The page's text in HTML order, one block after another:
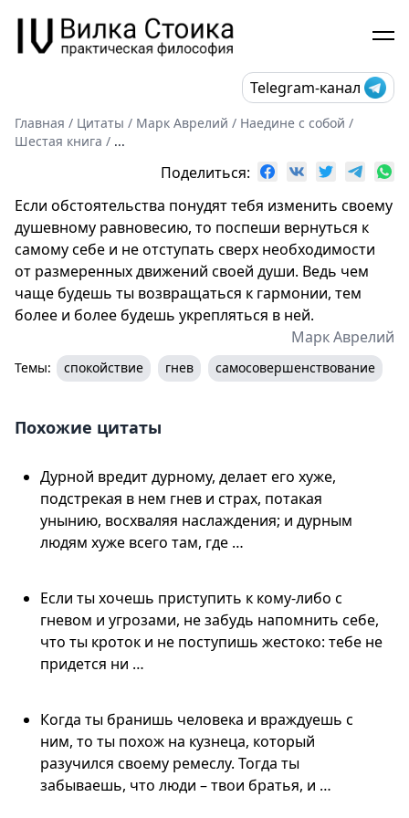
Telegram-канал
Главная / Цитаты / Марк Аврелий / Наедине с собой /
Шестая книга / ...
Поделиться:
Если обстоятельства понудят тебя изменить своему
душевному равновесию, то поспеши вернуться к
самому себе и не отступать сверх необходимости
от размеренных движений своей души. Ведь чем
чаще будешь ты возвращаться к гармонии, тем
более и более будешь укрепляться в ней.
Марк Аврелий
Темы: спокойствие гнев самосовершенствование
Похожие цитаты
Дурной вредит дурному, делает его хуже,
подстрекая в нем гнев и страх, потакая
унынию, восхваляя наслаждения; и дурным
людям хуже всего там, где …
Если ты хочешь приступить к кому-либо с
гневом и угрозами, не забудь напомнить себе,
что ты кроток и не поступишь жестоко: тебе не
придется ни …
Когда ты бранишь человека и враждуешь с
ним, то ты похож на кузнеца, который
разучился своему ремеслу. Тогда ты
забываешь, что люди – твои братья, и …